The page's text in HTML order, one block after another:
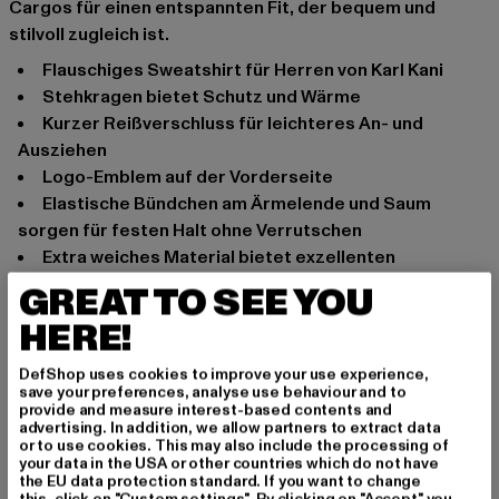
Cargos für einen entspannten Fit, der bequem und
stilvoll zugleich ist.
Flauschiges Sweatshirt für Herren von Karl Kani
Stehkragen bietet Schutz und Wärme
Kurzer Reißverschluss für leichteres An- und
Ausziehen
Logo-Emblem auf der Vorderseite
Elastische Bündchen am Ärmelende und Saum
sorgen für festen Halt ohne Verrutschen
Extra weiches Material bietet exzellenten
Tragekomfort
Lockere Passform
Anlass: Alltag, Bequem, Modern, Hip Hop, Freizeit, Basic
Ausschnitt: Stehkragen
Marke: Karl Kani
Kat.: Sweaters
Farbe: braun
Hersteller Farbe: brown
GREAT TO SEE YOU
HERE!
DefShop uses cookies to improve your use experience,
save your preferences, analyse use behaviour and to
provide and measure interest-based contents and
advertising. In addition, we allow partners to extract data
or to use cookies. This may also include the processing of
your data in the USA or other countries which do not have
the EU data protection standard. If you want to change